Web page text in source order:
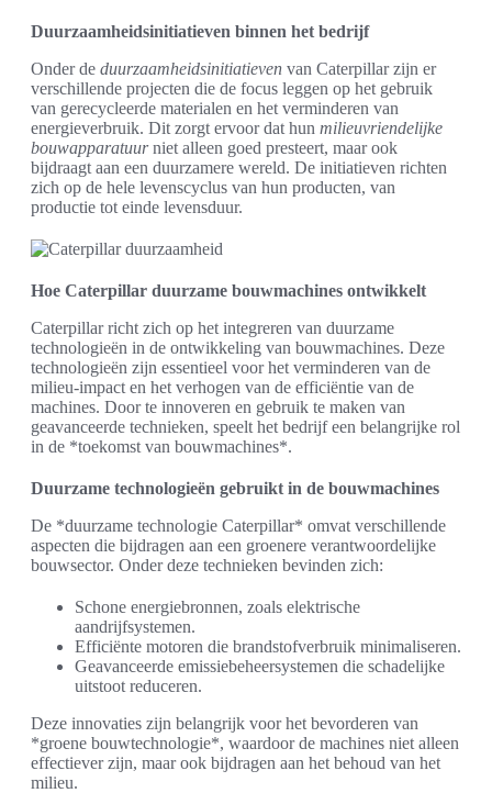
Duurzaamheidsinitiatieven binnen het bedrijf
Onder de duurzaamheidsinitiatieven van Caterpillar zijn er
verschillende projecten die de focus leggen op het gebruik
van gerecycleerde materialen en het verminderen van
energieverbruik. Dit zorgt ervoor dat hun milieuvriendelijke
bouwapparatuurniet alleen goed presteert, maar ook
bijdraagt aan een duurzamere wereld. De initiatieven richten
zich op de hele levenscyclus van hun producten, van
productie tot einde levensduur.
Hoe Caterpillar duurzame bouwmachines ontwikkelt
Caterpillar richt zich op het integreren van duurzame
technologieën in de ontwikkeling van bouwmachines. Deze
technologieën zijn essentieel voor het verminderen van de
milieu-impact en het verhogen van de efficiëntie van de
machines. Door te innoveren en gebruik te maken van
geavanceerde technieken, speelt het bedrijf een belangrijke rol
in de *toekomst van bouwmachines*.
Duurzame technologieën gebruikt in de bouwmachines
De *duurzame technologie Caterpillar* omvat verschillende
aspecten die bijdragen aan een groenere verantwoordelijke
bouwsector. Onder deze technieken bevinden zich:
Schone energiebronnen, zoals elektrische
aandrijfsystemen.
Efficiënte motoren die brandstofverbruik minimaliseren.
Geavanceerde emissiebeheersystemen die schadelijke
uitstoot reduceren.
Deze innovaties zijn belangrijk voor het bevorderen van
*groene bouwtechnologie*, waardoor de machines niet alleen
effectiever zijn, maar ook bijdragen aan het behoud van het
milieu.